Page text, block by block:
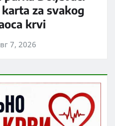
za svakog
krvi
7, 2026